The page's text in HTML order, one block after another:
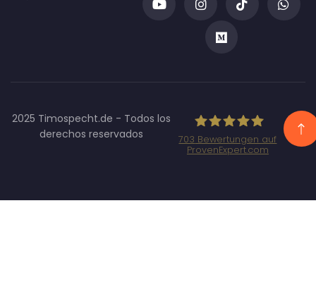
2025 Timospecht.de - Todos los
derechos reservados
Marketing
703 Bewertungen auf
ProvenExpert.com